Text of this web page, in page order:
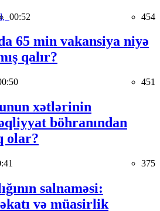
00:52 454
65 min vakansiya niyə
qalır?
451
xətlərinin
böhranından
olar?
375
salnaməsi:
və müasirlik